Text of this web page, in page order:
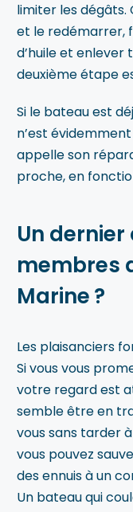
limiter les dégâts.
et le redémarrer,
d’huile et enlever
deuxième étape
Si le bateau est
n’est
appelle son
proche, en
Un
membres
Marine ?
Les plaisanciers
Si vous vous
votre regard est
semble être en
vous sans tarder
vous pouvez
des ennuis à un
Un bateau qui